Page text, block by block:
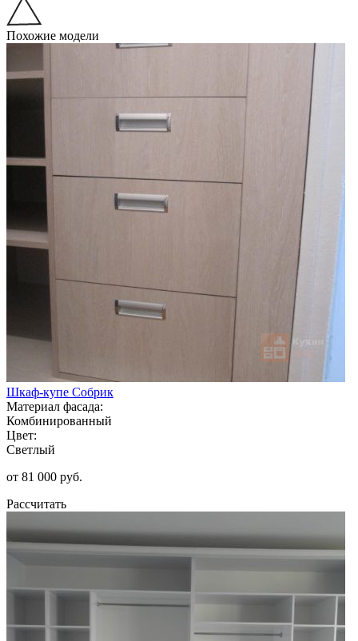
Похожие модели
Шкаф-купе Собрик
Материал фасада:
Комбинированный
Цвет:
Светлый
от 81 000 руб.
Рассчитать